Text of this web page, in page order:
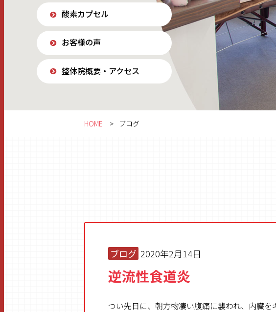
酸素カプセル
お客様の声
整体院概要・アクセス
HOME ブログ
ブログ 2020年2月14日
逆流性食道炎
つい先日に、朝方物凄い腹痛に襲われ、内臓